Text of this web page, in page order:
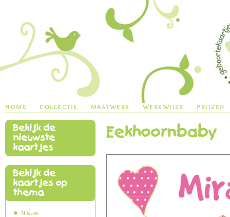
Eekhoornbaby
main menu
home collectie maatwerk werkwijze prijzen
Bekijk de
nieuwste
kaartjes
Bekijk de
kaartjes op
thema
Nieuw